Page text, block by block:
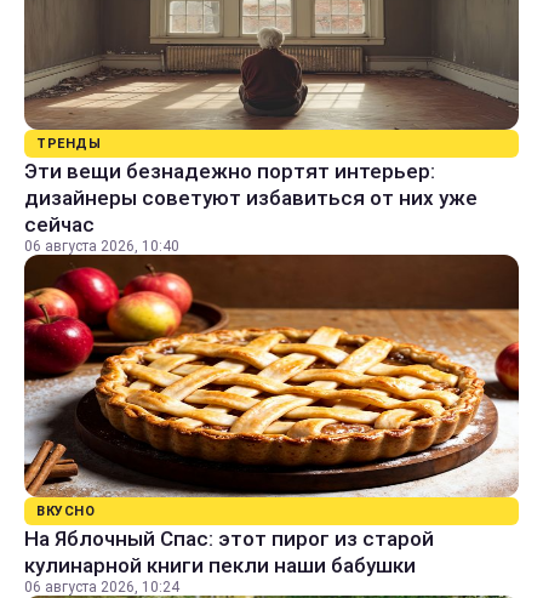
ТРЕНДЫ
Эти вещи безнадежно портят интерьер:
дизайнеры советуют избавиться от них уже
сейчас
06 августа 2026, 10:40
ВКУСНО
На Яблочный Спас: этот пирог из старой
кулинарной книги пекли наши бабушки
06 августа 2026, 10:24